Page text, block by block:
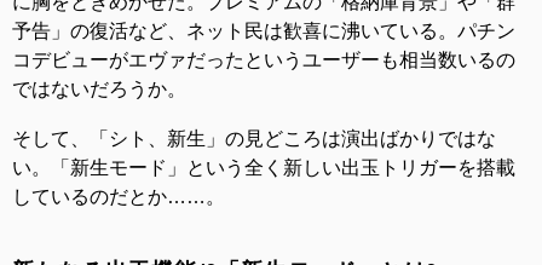
予告」の復活など、ネット民は歓喜に沸いている。パチン
コデビューがエヴァだったというユーザーも相当数いるの
ではないだろうか。
そして、「シト、新生」の見どころは演出ばかりではな
い。「新生モード」という全く新しい出玉トリガーを搭載
しているのだとか……。